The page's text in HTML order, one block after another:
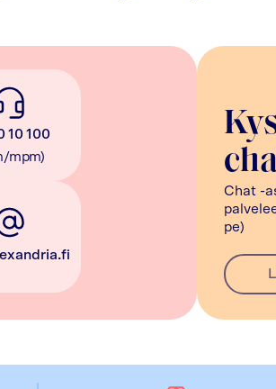
10 100
mpm)
Chat -
pe)